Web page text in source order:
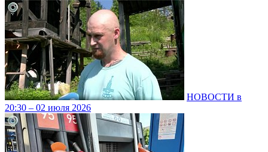
НОВОСТИ в
20:30 – 02 июля 2026